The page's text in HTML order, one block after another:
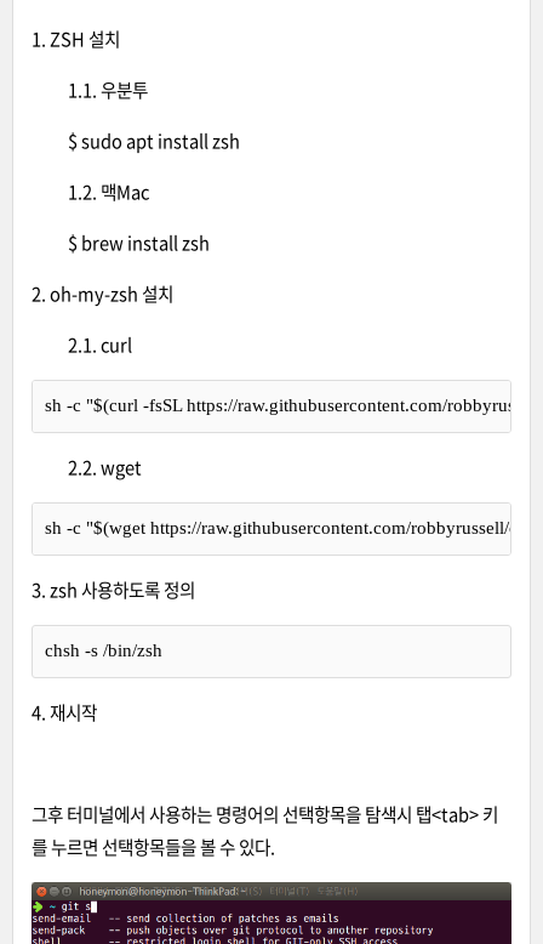
1. ZSH 설치
1.1. 우분투
$ sudo apt install zsh
1.2. 맥Mac
$ brew install zsh
2. oh-my-zsh 설치
2.1. curl
sh -c "$(curl -fsSL https://raw.githubusercontent.com/
2.2. wget
sh -c "$(wget https://raw.githubusercontent.com/robbyrussell/oh-
3. zsh 사용하도록 정의
chsh -s /bin/zsh
4. 재시작
그후 터미널에서 사용하는 명령어의 선택항목을 탐색시 탭<tab> 키
를 누르면 선택항목들을 볼 수 있다.